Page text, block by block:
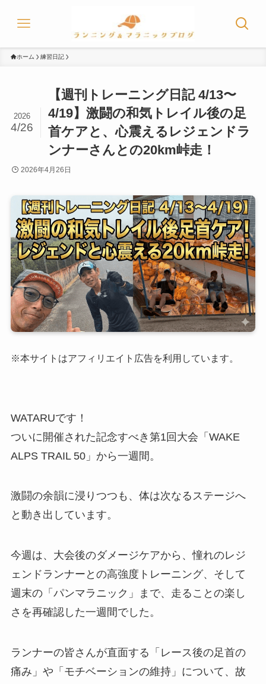
ホーム 練習日記
【週刊トレーニング日記 4/13〜
4/19】激闘の和気トレイル後の足
首ケアと、心震えるレジェンドラ
ンナーさんとの20km峠走！
2026
4/26
2026年4月26日
※本サイトはアフィリエイト広告を利用しています。
WATARUです！
ついに開催された記念すべき第1回大会「WAKE
ALPS TRAIL 50」から一週間。
激闘の余韻に浸りつつも、体は次なるステージへ
と動き出しています。
今週は、大会後のダメージケアから、憧れのレジ
ェンドランナーとの高強度トレーニング、そして
週末の「パンマラニック」まで、走ることの楽し
さを再確認した一週間でした。
ランナーの皆さんが直面する「レース後の足首の
痛み」や「モチベーションの維持」について、故